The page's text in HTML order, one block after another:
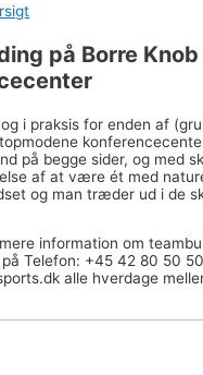
på Borre Knob
i praksis for enden af
på begge sider, og med
af at være ét med
og man træder ud i de
information om
på Telefon: +45 42 80 50
alle hverdage